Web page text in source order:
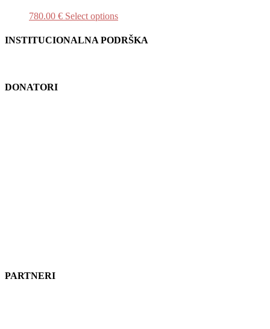
780.00 € Select options
INSTITUCIONALNA PODRŠKA
DONATORI
PARTNERI